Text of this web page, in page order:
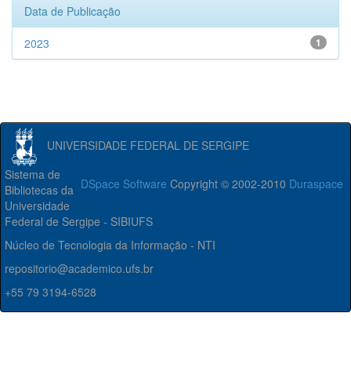
Data de Publicação
1
2023
UNIVERSIDADE FEDERAL DE SERGIPE
DSpace Software Copyright © 2002-2010 Duraspace
Sistema de
Bibliotecas da
Universidade
Federal de Sergipe - SIBIUFS
Núcleo de Tecnologia da Informação - NTI
repositorio@academico.ufs.br
+55 79 3194-6528